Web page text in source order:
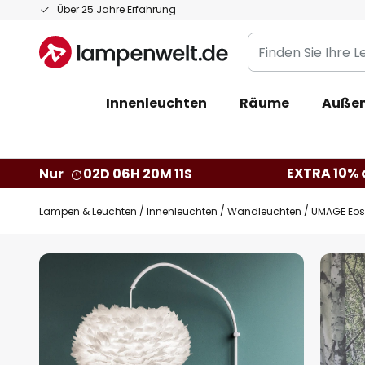
Über 25 Jahre Erfahrung
Zum
springen
Finden
Sie
Leuchte...
Innenleuchten Räume
Nur
02D 06H 20M 10S EXTRA
Lampen & Leuchten Innenleuchten Wandleuchten UMAGE
Zum
Bildgalerie
springen